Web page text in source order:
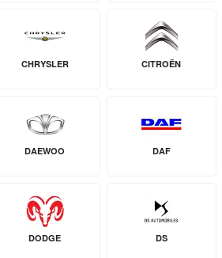
CHRYSLER CITROËN
DAEWOO DAF
DODGE DS